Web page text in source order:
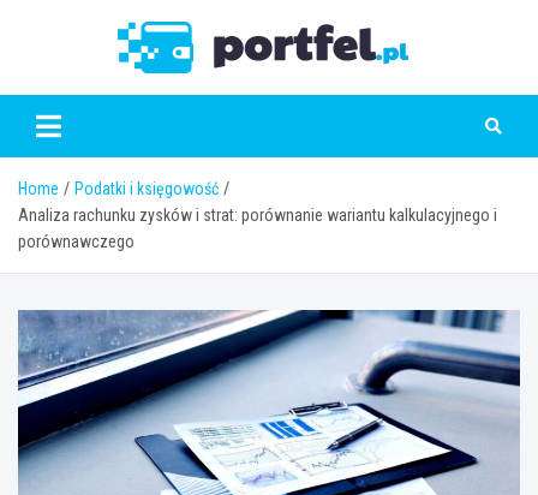
Home
Podatki i księgowość
Analiza rachunku zysków i strat: porównanie wariantu kalkulacyjnego i
porównawczego